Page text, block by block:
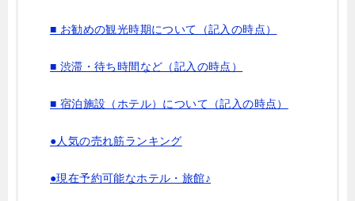
■ お勧めの観光時期について（記入の時点）
■ 渋滞・待ち時間など（記入の時点）
■ 宿泊施設（ホテル）について（記入の時点）
●人気の売れ筋ランキング
●現在予約可能なホテル・旅館♪